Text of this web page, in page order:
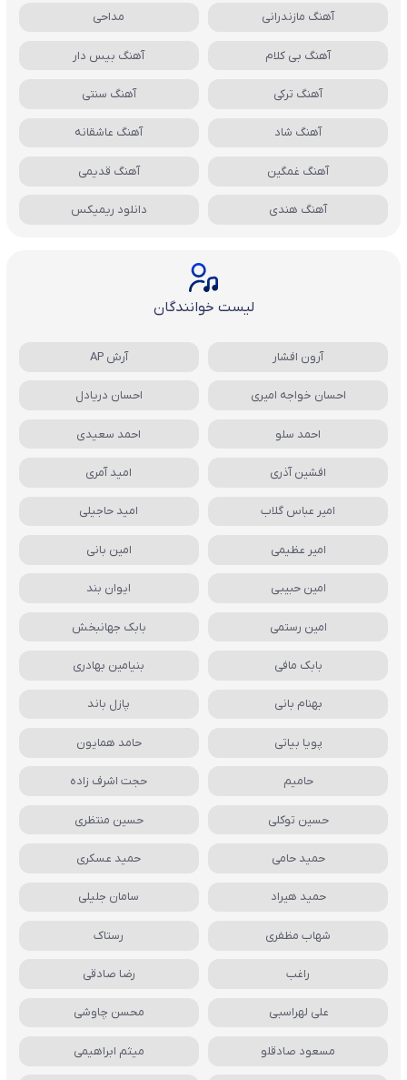
آهنگ مازندرانی مداحی
آهنگ بی کلام آهنگ بیس دار
آهنگ ترکی آهنگ سنتی
آهنگ شاد آهنگ عاشقانه
آهنگ غمگین آهنگ قدیمی
آهنگ هندی دانلود ریمیکس
لیست خوانندگان
آرون افشار آرش AP
احسان خواجه امیری احسان دریادل
احمد سلو احمد سعیدی
افشین آذری امید آمری
امیر عباس گلاب امید حاجیلی
امیر عظیمی امین بانی
امین حبیبی ایوان بند
امین رستمی بابک جهانبخش
بابک مافی بنیامین بهادری
بهنام بانی پازل باند
پویا بیاتی حامد همایون
حامیم حجت اشرف زاده
حسین توکلی حسین منتظری
حمید حامی حمید عسکری
حمید هیراد سامان جلیلی
شهاب مظفری رستاک
راغب رضا صادقی
علی لهراسبی محسن چاوشی
مسعود صادقلو میثم ابراهیمی